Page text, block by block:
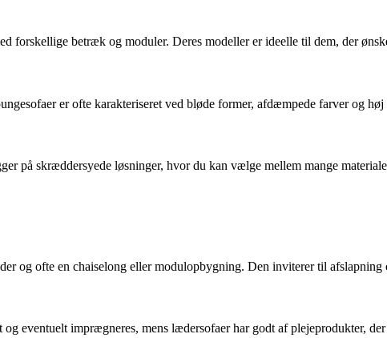
forskellige betræk og moduler. Deres modeller er ideelle til dem, der
er ofte karakteriseret ved bløde former, afdæmpede farver og
på skræddersyede løsninger, hvor du kan vælge mellem mange
og ofte en chaiselong eller modulopbygning. Den inviterer til
eventuelt imprægneres, mens lædersofaer har godt af plejeprodukter,